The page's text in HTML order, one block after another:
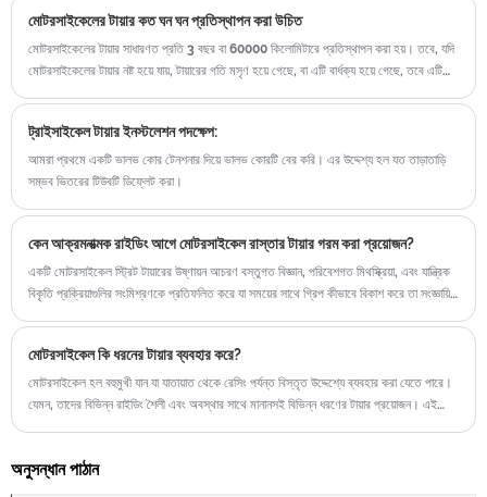
মোটরসাইকেলের টায়ার কত ঘন ঘন প্রতিস্থাপন করা উচিত
মোটরসাইকেলের টায়ার সাধারণত প্রতি 3 বছর বা 60000 কিলোমিটারে প্রতিস্থাপন করা হয়। তবে, যদি
মোটরসাইকেলের টায়ার নষ্ট হয়ে যায়, টায়ারের গতি মসৃণ হয়ে গেছে, বা এটি বার্ধক্য হয়ে গেছে, তবে এটি
ট্রাইসাইকেল টায়ার ইনস্টলেশন পদক্ষেপ:
আমরা প্রথমে একটি ভালভ কোর টেনশনার দিয়ে ভালভ কোরটি বের করি। এর উদ্দেশ্য হল যত তাড়াতাড়ি
সম্ভব ভিতরের টিউবটি ডিফ্লেট করা।
কেন আক্রমনাত্মক রাইডিং আগে মোটরসাইকেল রাস্তার টায়ার গরম করা প্রয়োজন?
একটি মোটরসাইকেল স্ট্রিট টায়ারের উষ্ণায়ন আচরণ বস্তুগত বিজ্ঞান, পরিবেশগত মিথস্ক্রিয়া, এবং যান্ত্রিক
বিকৃতি প্রক্রিয়াগুলির সংমিশ্রণকে প্রতিফলিত করে যা সময়ের সাথে গ্রিপ কীভাবে বিকাশ করে তা সংজ্ঞায়িত
মোটরসাইকেল কি ধরনের টায়ার ব্যবহার করে?
মোটরসাইকেল হল বহুমুখী যান যা যাতায়াত থেকে রেসিং পর্যন্ত বিস্তৃত উদ্দেশ্যে ব্যবহার করা যেতে পারে।
যেমন, তাদের বিভিন্ন রাইডিং শৈলী এবং অবস্থার সাথে মানানসই বিভিন্ন ধরণের টায়ার প্রয়োজন। এই
অনুসন্ধান পাঠান